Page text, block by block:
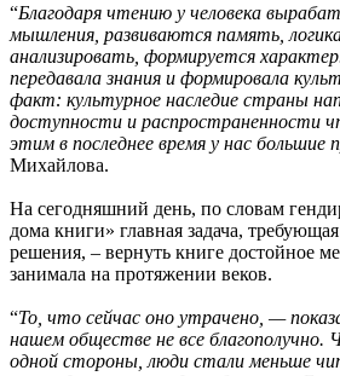
“Благодаря чтению у человека
мышления, развиваются память,
анализировать, формируется
передавала знания и формировала
факт: культурное наследие страны
доступности и распространенности
этим в последнее время у нас большие
Михайлова.
На сегодняшний день, по словам
дома книги» главная задача,
решения, – вернуть книге достойное
занимала на протяжении веков.
“То, что сейчас оно утрачено, —
нашем обществе не все благополучно.
одной стороны, люди стали меньше